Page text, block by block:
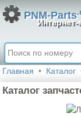
PNM-Parts
Интернет-
Главная Каталог
Каталог